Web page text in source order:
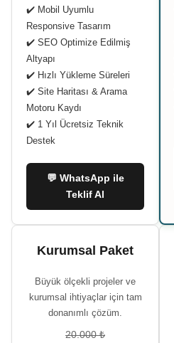
✔️ Mobil Uyumlu
Responsive Tasarım
✔️ SEO Optimize Edilmiş
Altyapı
✔️ Hızlı Yükleme Süreleri
✔️ Site Haritası & Arama
Motoru Kaydı
✔️ 1 Yıl Ücretsiz Teknik
Destek
💬 WhatsApp ile
Teklif Al
Kurumsal Paket
Büyük ölçekli projeler ve
kurumsal ihtiyaçlar için tam
donanımlı çözüm.
20.000 ₺